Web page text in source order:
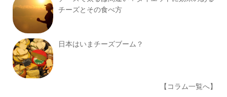
チーズとその食べ方
日本はいまチーズブーム？
【コラム一覧へ】